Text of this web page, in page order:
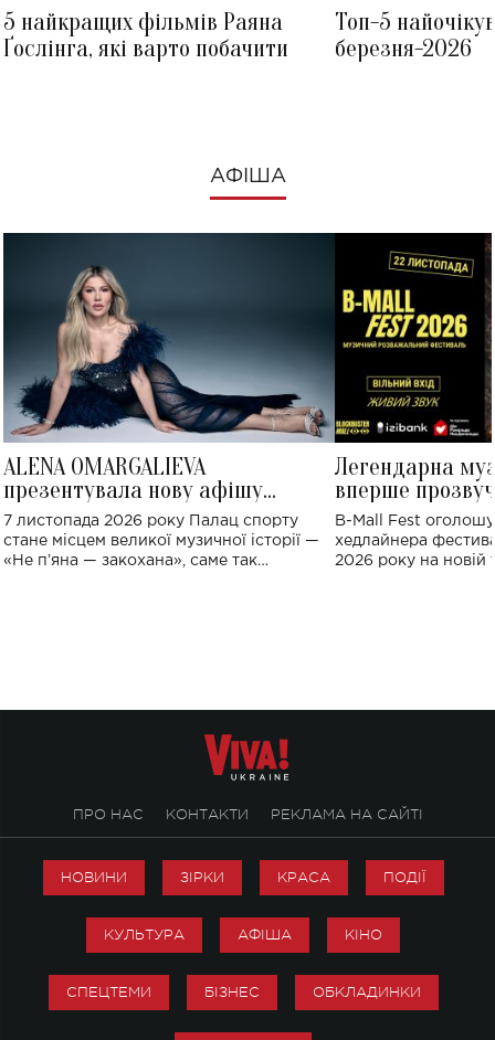
5 найкращих фільмів Раяна
Ґослінга, які варто побачити
Топ-5
березня-2026
АФІША
ALENA OMARGALIEVA
презентувала нову афішу
великого концерту в Палаці
спорту
7 листопада 2026 року Палац спорту
стане місцем великої музичної історії —
«Не пʼяна — закохана», саме так
Легендарна
вперше
Україні: де
B-Mall Fest
хедлайнера
2026 року на новій
ПРО НАС КОНТАКТИ РЕКЛАМА НА САЙТІ
НОВИНИ ЗІРКИ КРАСА ПОДІЇ
КУЛЬТУРА АФІША КІНО
СПЕЦТЕМИ БІЗНЕС ОБКЛАДИНКИ